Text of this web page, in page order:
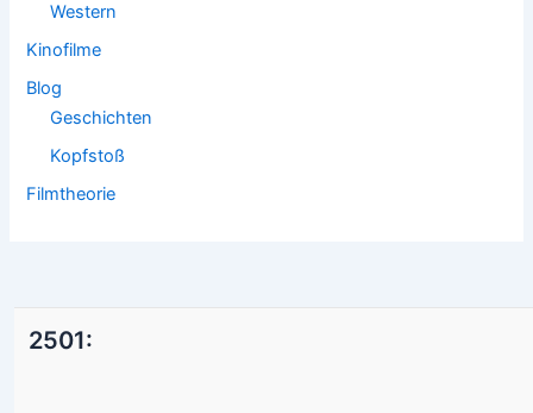
Western
Kinofilme
Blog
Geschichten
Kopfstoß
Filmtheorie
2501: